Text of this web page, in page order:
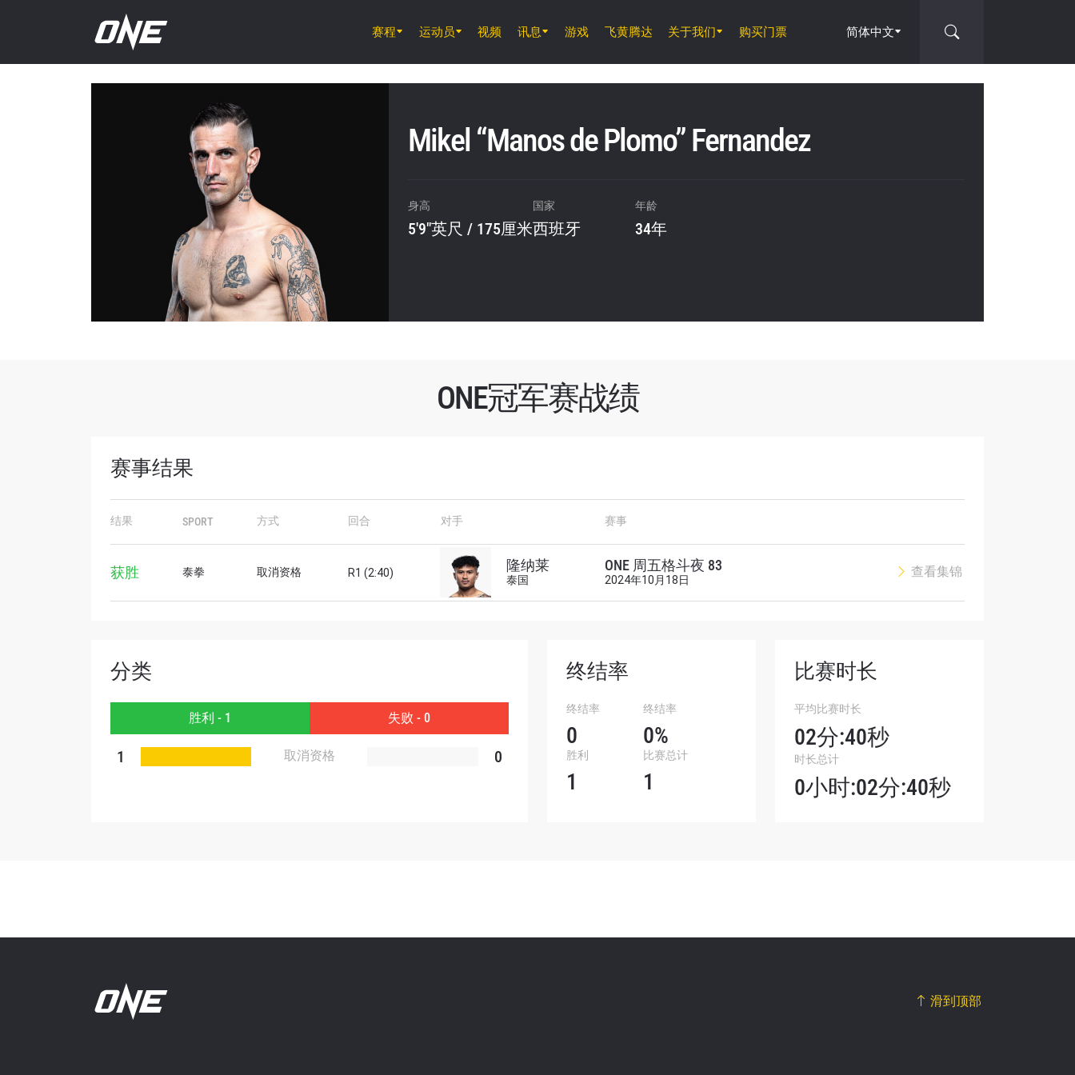
赛程 运动员 视频 讯息 游戏 飞黄腾达 关于我们 购买门票 简体中文
Mikel “Manos de Plomo” Fernandez
身高
5'9"英尺 / 175厘米
国家
西班牙
年龄
34年
ONE冠军赛战绩
赛事结果
结果 SPORT 方式 回合 对手 赛事
获胜 泰拳 取消资格 R1 (2:40) 隆纳莱
泰国
ONE 周五格斗夜 83
2024年10月18日
查看集锦
分类
胜利 - 1 失败 - 0
1 取消资格 0
终结率
终结率
0
终结率
0%
胜利
1
比赛总计
1
比赛时长
平均比赛时长
02分:40秒
时长总计
0小时:02分:40秒
滑到顶部
对手
浏览了解更多
福利以及优先机遇获得直播场次的最佳座位！
提交此表格签署弹出免责声明，即表示您同意我们的隐私政策，我们将收
集、使用和披露您的信息。您可以随时取消订阅这些信息。